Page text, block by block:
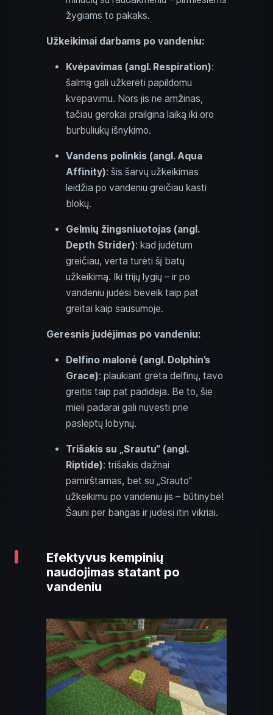
žygiams to pakaks.
Užkeikimai darbams po vandeniu:
Kvėpavimas (angl. Respiration):
šalmą gali užkerėti papildomu
kvėpavimu. Nors jis ne amžinas,
tačiau gerokai prailgina laiką iki oro
burbuliukų išnykimo.
Vandens polinkis (angl. Aqua
Affinity): šis šarvų užkeikimas
leidžia po vandeniu greičiau kasti
blokų.
Gelmių žingsniuotojas (angl.
Depth Strider): kad judėtum
greičiau, verta turėti šį batų
užkeikimą. Iki trijų lygių – ir po
vandeniu judėsi beveik taip pat
greitai kaip sausumoje.
Geresnis judėjimas po vandeniu:
Delfino malonė (angl. Dolphin’s
Grace): plaukiant greta delfinų, tavo
greitis taip pat padidėja. Be to, šie
mieli padarai gali nuvesti prie
paslėptų lobynų.
Trišakis su „Srautu“ (angl.
Riptide): trišakis dažnai
pamirštamas, bet su „Srauto“
užkeikimu po vandeniu jis – būtinybė!
Šauni per bangas ir judėsi itin vikriai.
Efektyvus kempinių
naudojimas statant po
vandeniu